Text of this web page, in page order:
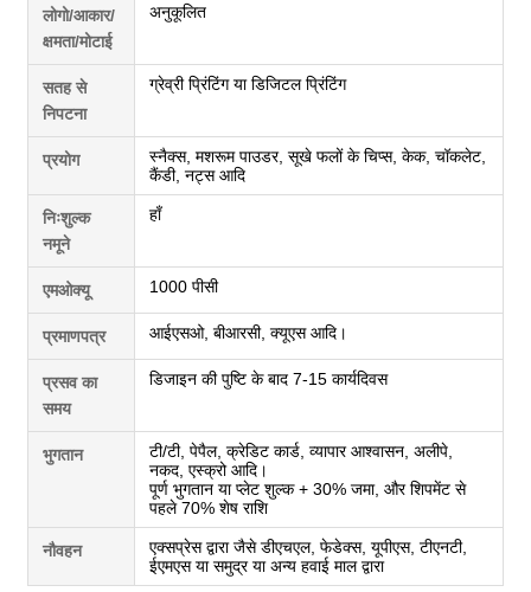
लोगो/आकार/
क्षमता/मोटाई
अनुकूलित
सतह से
निपटना
ग्रेव्री प्रिंटिंग या डिजिटल प्रिंटिंग
प्रयोग
स्नैक्स, मशरूम पाउडर, सूखे फलों के चिप्स, केक, चॉकलेट,
कैंडी, नट्स आदि
निःशुल्क
नमूने
हाँ
एमओक्यू 1000 पीसी
प्रमाणपत्र आईएसओ, बीआरसी, क्यूएस आदि।
प्रसव का
समय
डिजाइन की पुष्टि के बाद 7-15 कार्यदिवस
भुगतान
टी/टी, पेपैल, क्रेडिट कार्ड, व्यापार आश्वासन, अलीपे,
नकद, एस्क्रो आदि।
पूर्ण भुगतान या प्लेट शुल्क + 30% जमा, और शिपमेंट से
पहले 70% शेष राशि
नौवहन
एक्सप्रेस द्वारा जैसे डीएचएल, फेडेक्स, यूपीएस, टीएनटी,
ईएमएस या समुद्र या अन्य हवाई माल द्वारा